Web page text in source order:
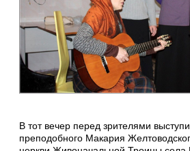
В тот вечер перед зрителями
преподобного Макария